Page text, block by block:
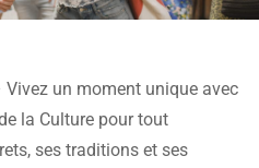
un moment unique avec
la Culture pour tout
ses traditions et ses